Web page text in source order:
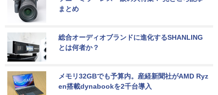
まとめ
総合オーディオブランドに進化するSHANLING
とは何者か？
メモリ32GBでも予算内。産経新聞社がAMD Ryz
en搭載dynabookを2千台導入